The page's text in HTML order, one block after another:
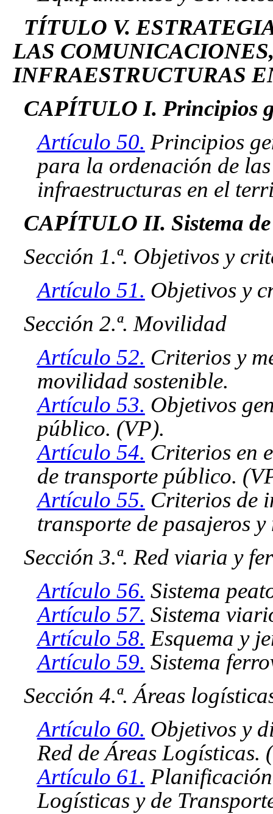
TÍTULO V.
LAS
INFRAESTRUCTURAS
CAPÍTULO I. Principios
Artículo 50. Principios
para la ordenación de
infraestructuras en el
CAPÍTULO II. Sistema
Sección 1.ª. Objetivos y
Artículo 51. Objetivos y
Sección 2.ª. Movilidad
Artículo 52. Criterios y
movilidad sostenible.
Artículo 53. Objetivos
público. (VP).
Artículo 54. Criterios en
de transporte público.
Artículo 55. Criterios de
transporte de pasajeros
Sección 3.ª. Red viaria y
Artículo 56. Sistema
Artículo 57. Sistema
Artículo 58. Esquema y
Artículo 59. Sistema
Sección 4.ª. Áreas
Artículo 60. Objetivos y
Red de Áreas Logísticas.
Artículo 61.
Logísticas y de